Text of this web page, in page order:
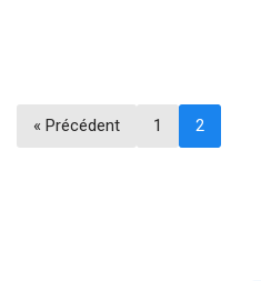
« Précédent 1 2